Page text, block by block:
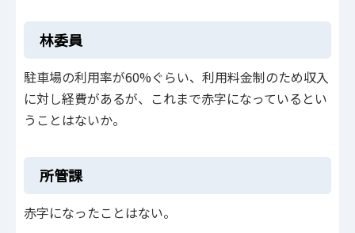
林委員
駐車場の利用率が60%ぐらい、利用料金制のため収入
に対し経費があるが、これまで赤字になっているとい
うことはないか。
所管課
赤字になったことはない。